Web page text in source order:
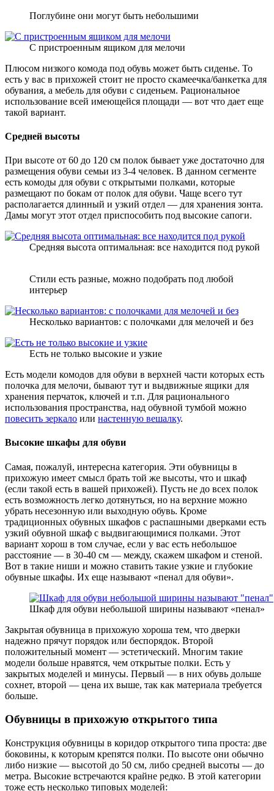
Поглубине они могут быть небольшими
С пристроенным ящиком для мелочи
Плюсом низкого комода под обувь может быть сиденье. То
есть у вас в прихожей стоит не просто скамеечка/банкетка для
обувания, а мебель для обуви с сиденьем. Рациональное
использование всей имеющейся площади — вот что дает еще
такой вариант.
Средней высоты
При высоте от 60 до 120 см полок бывает уже достаточно для
размещения обуви семьи из 3-4 человек. В данном сегменте
есть комоды для обуви с открытыми полками, которые
размещают по бокам от полок для обуви. Чаще всего тут
располагается длинный и узкий отдел — для хранения зонта.
Дамы могут этот отдел приспособить под высокие сапоги.
Средняя высота оптимальная: все находится под рукой
Стили есть разные, можно подобрать под любой
интерьер
Несколько вариантов: с полочками для мелочей и без
Есть не только высокие и узкие
Есть модели комодов для обуви в верхней части которых есть
полочка для мелочи, бывают тут и выдвижные ящики для
хранения перчаток, ключей и т.п. Для рационального
использования пространства, над обувной тумбой можно
повесить зеркало или настенную вешалку.
Высокие шкафы для обуви
Самая, пожалуй, интересна категория. Эти обувницы в
прихожую имеет смысл брать той же высоты, что и шкаф
(если такой есть в вашей прихожей). Пусть не до всех полок
есть возможность легко дотянуться, но на верхние можно
убрать несезонную или выходную обувь. Кроме
традиционных обувных шкафов с распашными дверками есть
узкий обувной шкаф с выдвигающимися полками. Этот
вариант хорош в том случае, если у вас есть небольшое
расстояние — в 30-40 см — между, скажем шкафом и стеной.
Вот в такие ниши и можно ставить такие узкие и глубокие
обувные шкафы. Их еще называют «пенал для обуви».
Шкаф для обуви небольшой ширины называют «пенал»
Закрытая обувница в прихожую хороша тем, что дверки
надежно прячут порядок или беспорядок. Второй
положительный момент — эстетический. Многим такие
модели больше нравятся, чем открытые полки. Есть у
закрытых моделей и минусы. Первый — в них обувь дольше
сохнет, второй — цена их выше, так как материала требуется
больше.
Обувницы в прихожую открытого типа
Конструкция обувницы в коридор открытого типа проста: две
боковины, к которым крепятся полки. По высоте они обычно
либо низкие — высотой до 50 см, либо средней высоты — до
метра. Высокие встречаются крайне редко. В этой категории
тоже есть несколько типовых моделей: